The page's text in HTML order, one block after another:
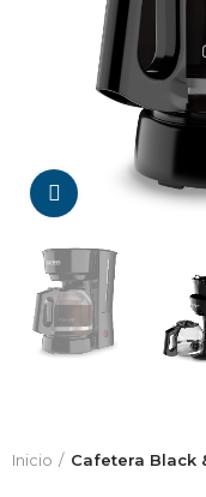
Da click para
Inicio Cafetera Black